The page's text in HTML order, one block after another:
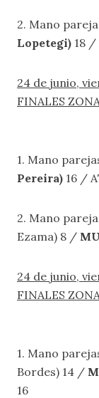
2. Mano
Lopetegi) 18 /
24 de junio,
FINALES
1. Mano
Pereira) 16 /
2. Mano
Ezama) 8 /
24 de junio,
FINALES
1. Mano
Bordes) 14 /
16